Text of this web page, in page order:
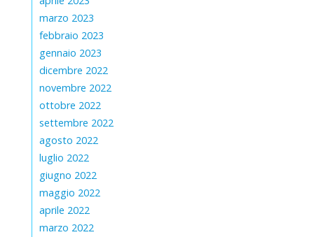
marzo 2023
febbraio 2023
gennaio 2023
dicembre 2022
novembre 2022
ottobre 2022
settembre 2022
agosto 2022
luglio 2022
giugno 2022
maggio 2022
aprile 2022
marzo 2022